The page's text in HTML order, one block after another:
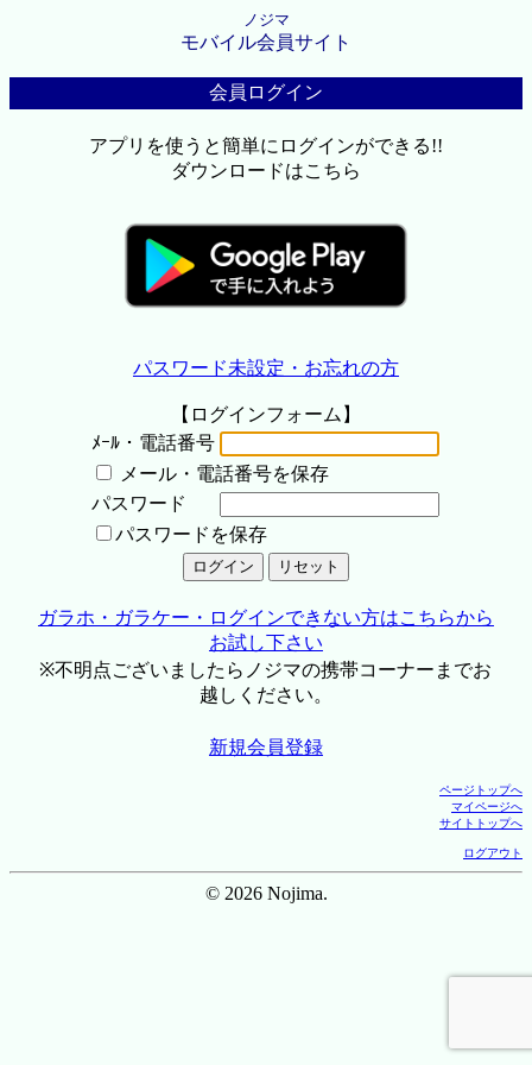
ノジマ
モバイル会員サイト
会員ログイン
アプリを使うと簡単にログインができる!!
ダウンロードはこちら
パスワード未設定・お忘れの方
【ログインフォーム】
ﾒｰﾙ・電話番号
メール・電話番号を保存
パスワード
パスワードを保存
ガラホ・ガラケー・ログインできない方はこちらから
お試し下さい
※不明点ございましたらノジマの携帯コーナーまでお
越しください。
新規会員登録
ページトップへ
マイページへ
サイトトップへ
ログアウト
© 2026 Nojima.